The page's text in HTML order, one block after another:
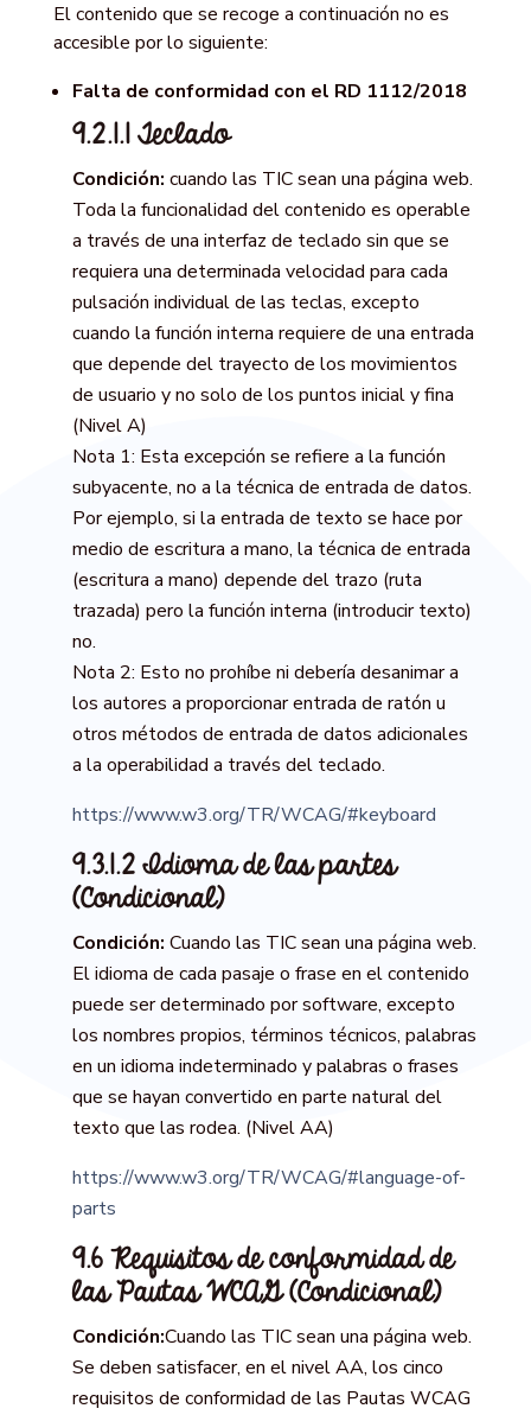
El contenido que se recoge a continuación no es
accesible por lo siguiente:
Falta de conformidad con el RD 1112/2018
9.2.1.1 Teclado
Condición: cuando las TIC sean una página web.
Toda la funcionalidad del contenido es operable
a través de una interfaz de teclado sin que se
requiera una determinada velocidad para cada
pulsación individual de las teclas, excepto
cuando la función interna requiere de una entrada
que depende del trayecto de los movimientos
de usuario y no solo de los puntos inicial y fina
(Nivel A)
Nota 1: Esta excepción se refiere a la función
subyacente, no a la técnica de entrada de datos.
Por ejemplo, si la entrada de texto se hace por
medio de escritura a mano, la técnica de entrada
(escritura a mano) depende del trazo (ruta
trazada) pero la función interna (introducir texto)
no.
Nota 2: Esto no prohíbe ni debería desanimar a
los autores a proporcionar entrada de ratón u
otros métodos de entrada de datos adicionales
a la operabilidad a través del teclado.
https://www.w3.org/TR/WCAG/#keyboard
9.3.1.2 Idioma de las partes
(Condicional)
Condición: Cuando las TIC sean una página web.
El idioma de cada pasaje o frase en el contenido
puede ser determinado por software, excepto
los nombres propios, términos técnicos, palabras
en un idioma indeterminado y palabras o frases
que se hayan convertido en parte natural del
texto que las rodea. (Nivel AA)
https://www.w3.org/TR/WCAG/#language-of-
parts
9.6 Requisitos de conformidad de
las Pautas WCAG (Condicional)
Condición:Cuando las TIC sean una página web.
Se deben satisfacer, en el nivel AA, los cinco
requisitos de conformidad de las Pautas WCAG